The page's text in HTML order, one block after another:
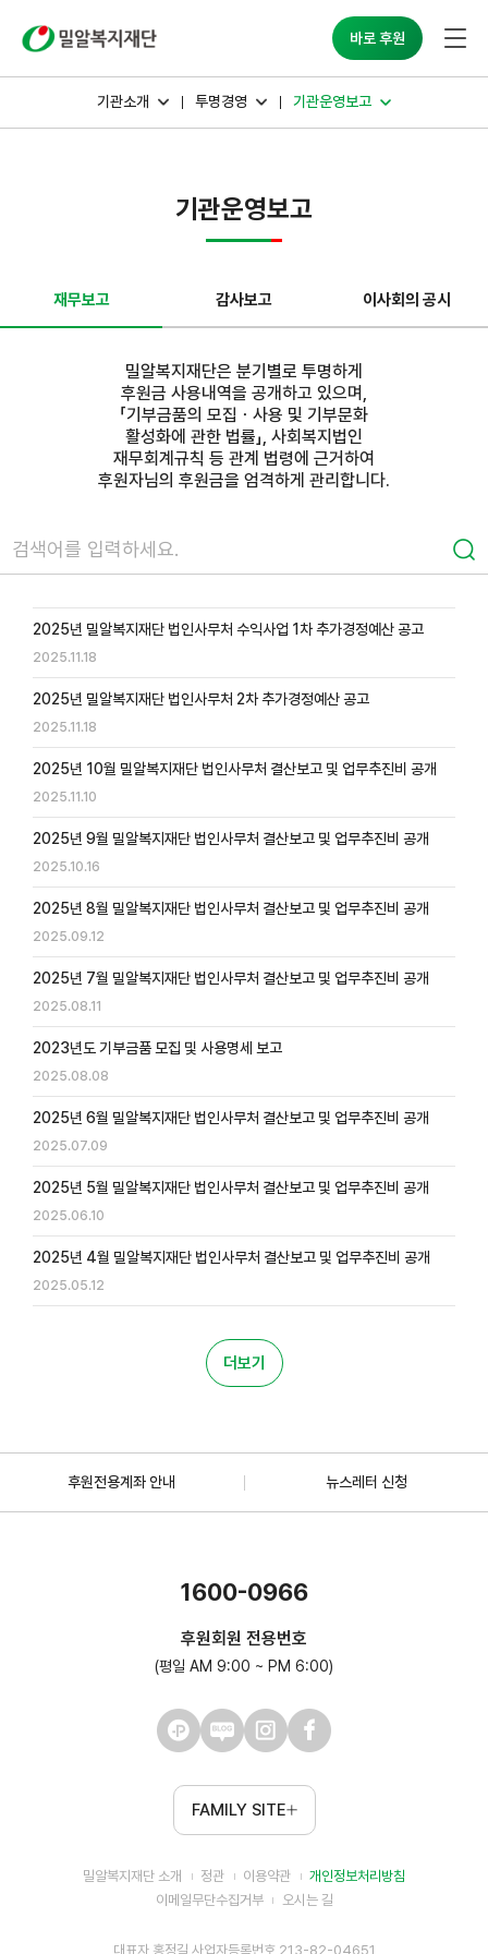
바로 후원
기관소개 투명경영 기관운영보고
기관운영보고
재무보고 감사보고 이사회의 공시
밀알복지재단은 분기별로 투명하게
후원금 사용내역을 공개하고 있으며,
「기부금품의 모집ㆍ사용 및 기부문화
활성화에 관한 법률」, 사회복지법인
재무회계규칙 등 관계 법령에 근거하여
후원자님의 후원금을 엄격하게 관리합니다.
2025년 밀알복지재단 법인사무처 수익사업 1차 추가경정예산 공고
2025.11.18
2025년 밀알복지재단 법인사무처 2차 추가경정예산 공고
2025.11.18
2025년 10월 밀알복지재단 법인사무처 결산보고 및 업무추진비 공개
2025.11.10
2025년 9월 밀알복지재단 법인사무처 결산보고 및 업무추진비 공개
2025.10.16
2025년 8월 밀알복지재단 법인사무처 결산보고 및 업무추진비 공개
2025.09.12
2025년 7월 밀알복지재단 법인사무처 결산보고 및 업무추진비 공개
2025.08.11
2023년도 기부금품 모집 및 사용명세 보고
2025.08.08
2025년 6월 밀알복지재단 법인사무처 결산보고 및 업무추진비 공개
2025.07.09
2025년 5월 밀알복지재단 법인사무처 결산보고 및 업무추진비 공개
2025.06.10
2025년 4월 밀알복지재단 법인사무처 결산보고 및 업무추진비 공개
2025.05.12
더보기
후원전용계좌 안내 뉴스레터 신청
1600-0966
후원회원 전용번호
(평일 AM 9:00 ~ PM 6:00)
FAMILY SITE
밀알복지재단 소개 정관 이용약관
개인정보처리방침
이메일무단수집거부
오시는 길
대표자 홍정길 사업자등록번호 213-82-04651